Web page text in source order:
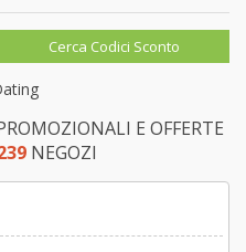
E OFFERTE
NEGOZI